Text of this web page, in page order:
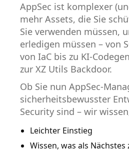
AppSec ist komplexer
mehr Assets, die Sie
Sie verwenden müssen,
erledigen müssen – von
von IaC bis zu KI-
zur XZ Utils Backdoor.
Ob Sie nun AppSec-
sicherheitsbewusster
Security sind – wir
Leichter Einstieg
Wissen, was als